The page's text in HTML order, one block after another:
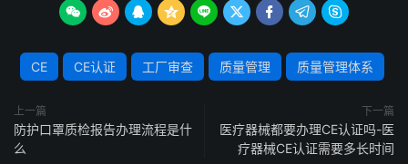
        
CE CE认证 工厂审查 质量管理 质量管理体系
上一篇
防护口罩质检报告办理流程是什
么
下一篇
医疗器械都要办理CE认证吗-医
疗器械CE认证需要多长时间